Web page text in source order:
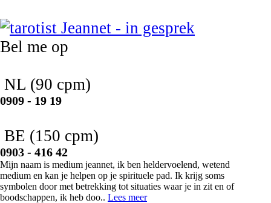
Bel me op
NL (90 cpm)
0909 - 19 19
BE (150 cpm)
0903 - 416 42
Mijn naam is medium jeannet, ik ben heldervoelend, wetend
medium en kan je helpen op je spirituele pad. Ik krijg soms
symbolen door met betrekking tot situaties waar je in zit en of
boodschappen, ik heb doo.. Lees meer